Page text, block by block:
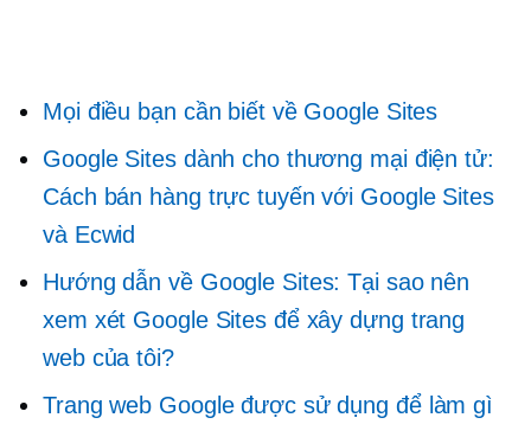
Mọi điều bạn cần biết về Google Sites
Google Sites dành cho thương mại điện tử:
Cách bán hàng trực tuyến với Google Sites
và Ecwid
Hướng dẫn về Google Sites: Tại sao nên
xem xét Google Sites để xây dựng trang
web của tôi?
Trang web Google được sử dụng để làm gì